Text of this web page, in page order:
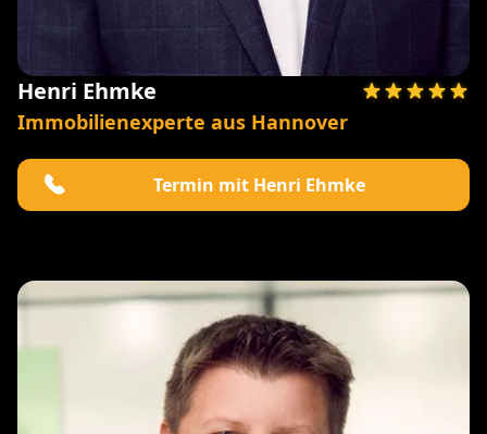
Henri Ehmke
Immobilienexperte aus Hannover
Termin mit Henri Ehmke